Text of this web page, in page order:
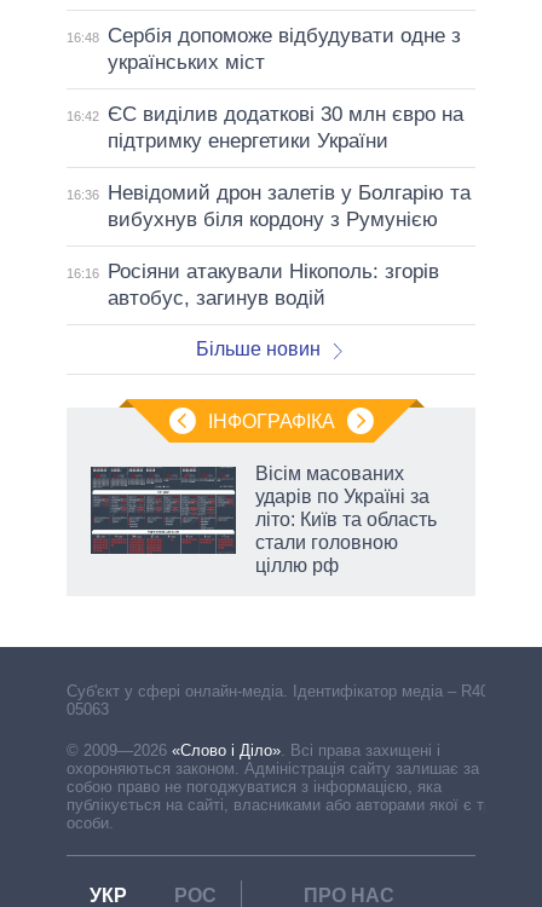
16:48
Сербія допоможе відбудувати одне з
українських міст
16:42
ЄС виділив додаткові 30 млн євро на
підтримку енергетики України
16:36
Невідомий дрон залетів у Болгарію та
вибухнув біля кордону з Румунією
16:16
Росіяни атакували Нікополь: згорів
автобус, загинув водій
Більше новин
ІНФОГРАФІКА
Вісім масованих
ударів по Україні за
літо: Київ та область
стали головною
ціллю рф
Cуб'єкт у сфері онлайн-медіа. Ідентифікатор медіа – R40-
05063
© 2009—2026 «Слово і Діло». Всі права захищені і
охороняються законом. Адміністрація сайту залишає за
собою право не погоджуватися з інформацією, яка
публікується на сайті, власниками або авторами якої є треті
особи.
УКР РОС
ПРО НАС